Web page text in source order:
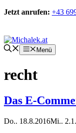
Zum
Jetzt anrufen: +43
Menü
recht
Das E-
Do.. 18.8.2016Mi..